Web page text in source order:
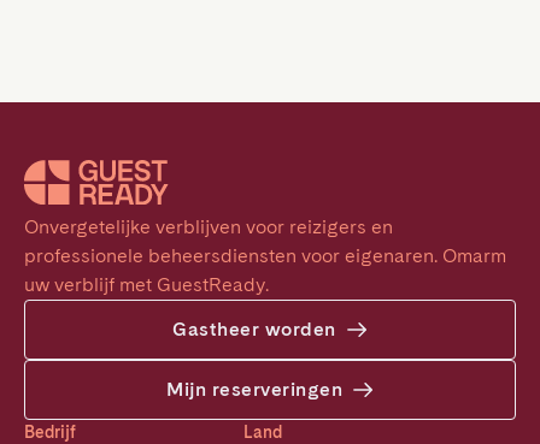
Onvergetelijke verblijven voor reizigers en
professionele beheersdiensten voor eigenaren. Omarm
uw verblijf met GuestReady.
Gastheer worden
Mijn reserveringen
Bedrijf Land